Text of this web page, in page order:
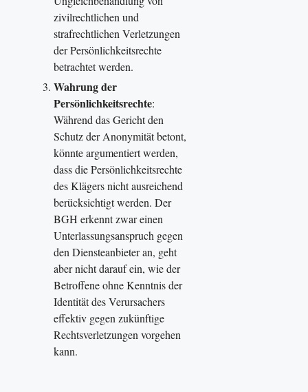
zivilrechtlichen und
strafrechtlichen Verletzungen
der Persönlichkeitsrechte
betrachtet werden.
Wahrung der
Persönlichkeitsrechte:
Während das Gericht den
Schutz der Anonymität betont,
könnte argumentiert werden,
dass die Persönlichkeitsrechte
des Klägers nicht ausreichend
berücksichtigt werden. Der
BGH erkennt zwar einen
Unterlassungsanspruch gegen
den Diensteanbieter an, geht
aber nicht darauf ein, wie der
Betroffene ohne Kenntnis der
Identität des Verursachers
effektiv gegen zukünftige
Rechtsverletzungen vorgehen
kann​.